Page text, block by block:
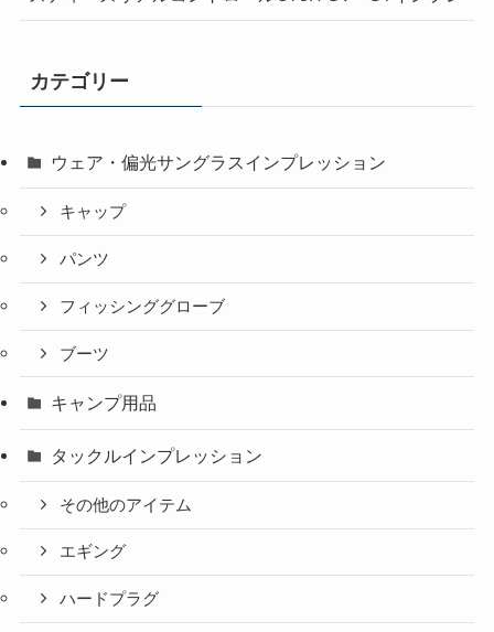
カテゴリー
ウェア・偏光サングラスインプレッション
キャップ
パンツ
フィッシンググローブ
ブーツ
キャンプ用品
タックルインプレッション
その他のアイテム
エギング
ハードプラグ